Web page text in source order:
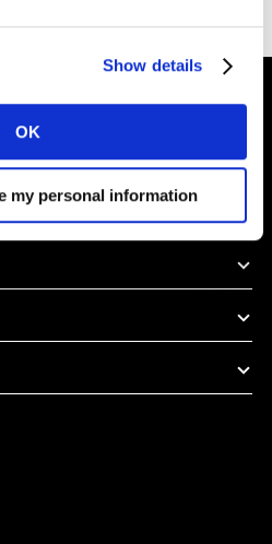
Show details
OK
my personal information
Brand